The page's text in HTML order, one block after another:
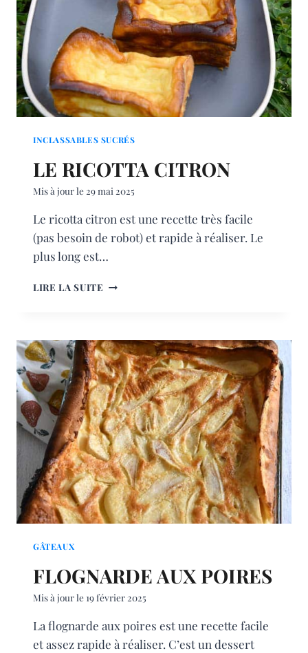
INCLASSABLES SUCRÉS
LE RICOTTA CITRON
Mis à jour le 29 mai 2025
Le ricotta citron est une recette très facile
(pas besoin de robot) et rapide à réaliser. Le
plus long est…
LIRE LA SUITE LE
GÂTEAUX
FLOGNARDE AUX POIRES
Mis à jour le 19 février 2025
La flognarde aux poires est une recette facile
et assez rapide à réaliser. C’est un dessert